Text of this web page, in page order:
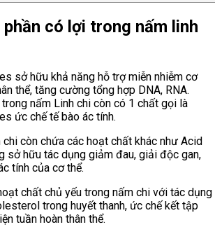
có lợi trong nấm linh
sở hữu khả năng hỗ trợ miễn nhiễm cơ
thể, tăng cường tổng hợp DNA, RNA.
trong nấm Linh chi còn có 1 chất gọi là
ức chế tế bào ác tính.
chi còn chứa các hoạt chất khác như Acid
sở hữu tác dụng giảm đau, giải độc gan,
tính của cơ thể.
chất chủ yếu trong nấm chi với tác dụng
trong huyết thanh, ức chế kết tập
tuần hoàn thân thể.